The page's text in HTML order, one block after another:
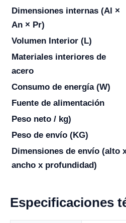
Dimensiones internas (Al ×
An × Pr)
Volumen Interior (L)
Materiales interiores de
acero
Consumo de energía (W)
Fuente de alimentación
Peso neto / kg)
Peso de envío (KG)
Dimensiones de envío (alto
ancho x profundidad)
Especificaciones